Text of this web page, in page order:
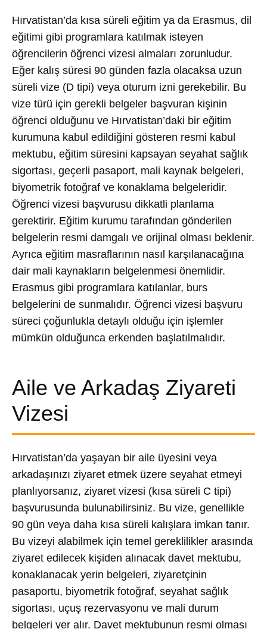
Hırvatistan’da kısa süreli eğitim ya da Erasmus, dil
eğitimi gibi programlara katılmak isteyen
öğrencilerin öğrenci vizesi almaları zorunludur.
Eğer kalış süresi 90 günden fazla olacaksa uzun
süreli vize (D tipi) veya oturum izni gerekebilir. Bu
vize türü için gerekli belgeler başvuran kişinin
öğrenci olduğunu ve Hırvatistan’daki bir eğitim
kurumuna kabul edildiğini gösteren resmi kabul
mektubu, eğitim süresini kapsayan seyahat sağlık
sigortası, geçerli pasaport, mali kaynak belgeleri,
biyometrik fotoğraf ve konaklama belgeleridir.
Öğrenci vizesi başvurusu dikkatli planlama
gerektirir. Eğitim kurumu tarafından gönderilen
belgelerin resmi damgalı ve orijinal olması beklenir.
Ayrıca eğitim masraflarının nasıl karşılanacağına
dair mali kaynakların belgelenmesi önemlidir.
Erasmus gibi programlara katılanlar, burs
belgelerini de sunmalıdır. Öğrenci vizesi başvuru
süreci çoğunlukla detaylı olduğu için işlemler
mümkün olduğunca erkenden başlatılmalıdır.
Aile ve Arkadaş Ziyareti
Vizesi
Hırvatistan’da yaşayan bir aile üyesini veya
arkadaşınızı ziyaret etmek üzere seyahat etmeyi
planlıyorsanız, ziyaret vizesi (kısa süreli C tipi)
başvurusunda bulunabilirsiniz. Bu vize, genellikle
90 gün veya daha kısa süreli kalışlara imkan tanır.
Bu vizeyi alabilmek için temel gereklilikler arasında
ziyaret edilecek kişiden alınacak davet mektubu,
konaklanacak yerin belgeleri, ziyaretçinin
pasaportu, biyometrik fotoğraf, seyahat sağlık
sigortası, uçuş rezervasyonu ve mali durum
belgeleri yer alır. Davet mektubunun resmi olması